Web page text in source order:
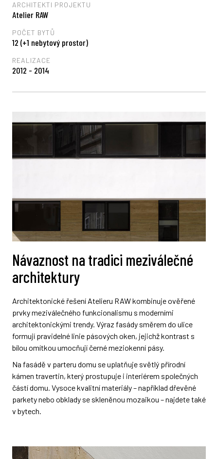
ARCHITEKTI PROJEKTU
Atelier RAW
POČET BYTŮ
12 (+1 nebytový prostor)
REALIZACE
2012 - 2014
Návaznost na tradici meziválečné
architektury
Architektonické řešení Atelieru RAW kombinuje ověřené
prvky meziválečného funkcionalismu s moderními
architektonickými trendy. Výraz fasády směrem do ulice
formují pravidelné linie pásových oken, jejichž kontrast s
bílou omítkou umocňují černé meziokenní pásy.
Na fasádě v parteru domu se uplatňuje světlý přírodní
kámen travertin, který prostupuje i interiérem společných
částí domu. Vysoce kvalitní materiály – například dřevěné
parkety nebo obklady se skleněnou mozaikou – najdete také
v bytech.